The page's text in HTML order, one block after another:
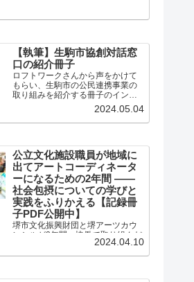
人福祉医療機構社会福祉振興助成
会参加ターンアップ！ヨル・ベー
ス事業の報告書が完成しました。
助成期間も終わりにさしかかる
３月のある日、ユースの居場所ヨ
ル・ベースの若者たちから、...
【執筆】生駒市協創対話窓
口の紹介冊子
ロフトワークさんから声をかけて
もらい、生駒市の公民連携事業の
取り組みを紹介する冊子のインタ
ビューと執筆、コンセプトコピー
の作成を担当しました。
2024.05.04
公立文化施設職員が地域に
出てアートコーディネータ
ーになるための2年間 ——
社会包摂についての学びと
実践をふりかえる【記録冊
子PDF公開中】
堺市文化振興財団と堺アーツカウ
ンシルが2年間、協働で取り組んだ
研修事業の冊子を制作しました！
2024.04.10